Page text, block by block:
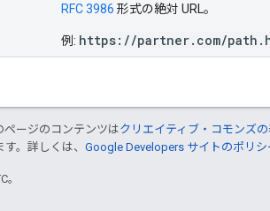
RFC 3986 形式の絶対 URL。
例: https://partner.com/
ージのコンテンツはクリエイティブ・コモンズ
。詳しくは、 Google Developers サイトのポリシ
。